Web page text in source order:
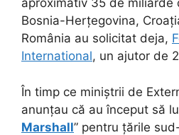
aproximativ 35 de miliarde
Bosnia-Herțegovina,
România au solicitat deja,
International, un ajutor de
În timp ce miniștrii de
anunțau că au început să
Marshall” pentru țările